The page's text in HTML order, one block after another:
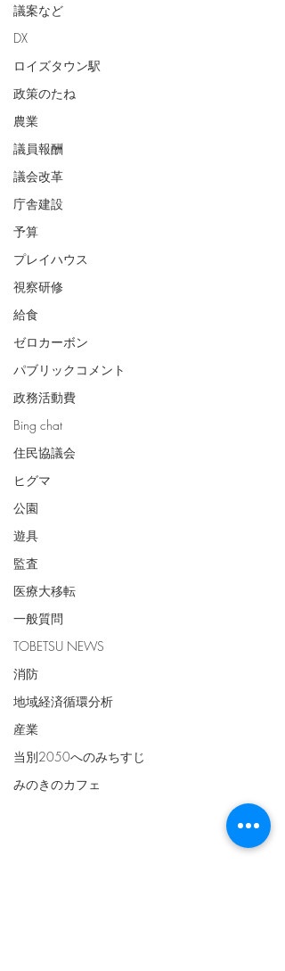
議案など
DX
ロイズタウン駅
政策のたね
農業
議員報酬
議会改革
庁舎建設
予算
プレイハウス
視察研修
給食
ゼロカーボン
パブリックコメント
政務活動費
Bing chat
住民協議会
ヒグマ
公園
遊具
監査
医療大移転
一般質問
TOBETSU NEWS
消防
地域経済循環分析
産業
当別2050へのみちすじ
みのきのカフェ